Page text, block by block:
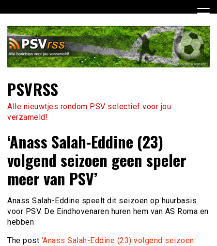
naar
inhoud
PSVRSS
Alle nieuwtjes rondom PSV selectief voor jou
verzameld!
‘Anass Salah-Eddine (23)
volgend seizoen geen speler
meer van PSV’
Anass Salah-Eddine speelt dit seizoen op huurbasis
voor PSV. De Eindhovenaren huren hem van AS Roma en
hebben
The post ‘Anass Salah-Eddine (23) volgend seizoen